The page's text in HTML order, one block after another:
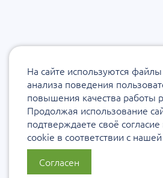
На сайте используются
анализа поведения
повышения качества работы
Продолжая использование
подтверждаете своё
cookie в соответствии с нашей
Согласен